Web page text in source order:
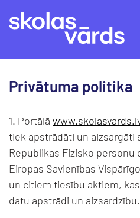
Privātuma politika
1. Portālā
tiek apstrādāti un aizsargāti
Republikas Fizisko personu
Eiropas Savienības
un citiem tiesību aktiem,
datu apstrādi un aizsardzību.